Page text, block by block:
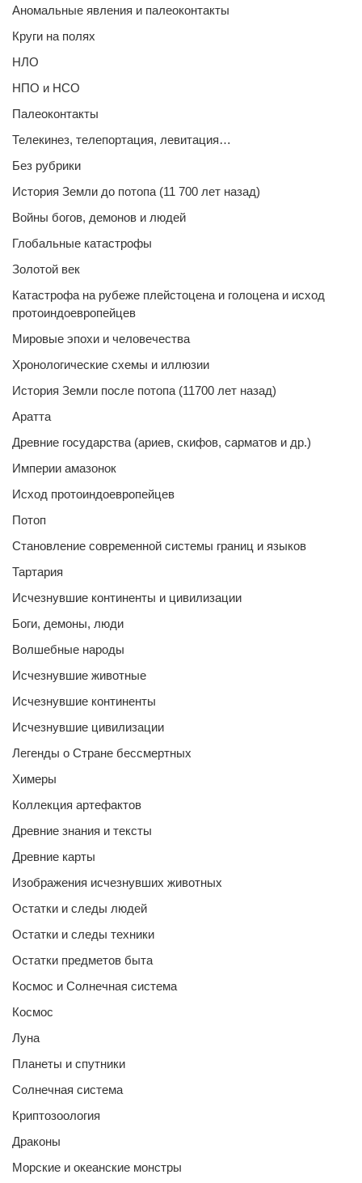
Аномальные явления и палеоконтакты
Круги на полях
НЛО
НПО и НСО
Палеоконтакты
Телекинез, телепортация, левитация…
Без рубрики
История Земли до потопа (11 700 лет назад)
Войны богов, демонов и людей
Глобальные катастрофы
Золотой век
Катастрофа на рубеже плейстоцена и голоцена и исход
протоиндоевропейцев
Мировые эпохи и человечества
Хронологические схемы и иллюзии
История Земли после потопа (11700 лет назад)
Аратта
Древние государства (ариев, скифов, сарматов и др.)
Империи амазонок
Исход протоиндоевропейцев
Потоп
Становление современной системы границ и языков
Тартария
Исчезнувшие континенты и цивилизации
Боги, демоны, люди
Волшебные народы
Исчезнувшие животные
Исчезнувшие континенты
Исчезнувшие цивилизации
Легенды о Стране бессмертных
Химеры
Коллекция артефактов
Древние знания и тексты
Древние карты
Изображения исчезнувших животных
Остатки и следы людей
Остатки и следы техники
Остатки предметов быта
Космос и Солнечная система
Космос
Луна
Планеты и спутники
Солнечная система
Криптозоология
Драконы
Морские и океанские монстры